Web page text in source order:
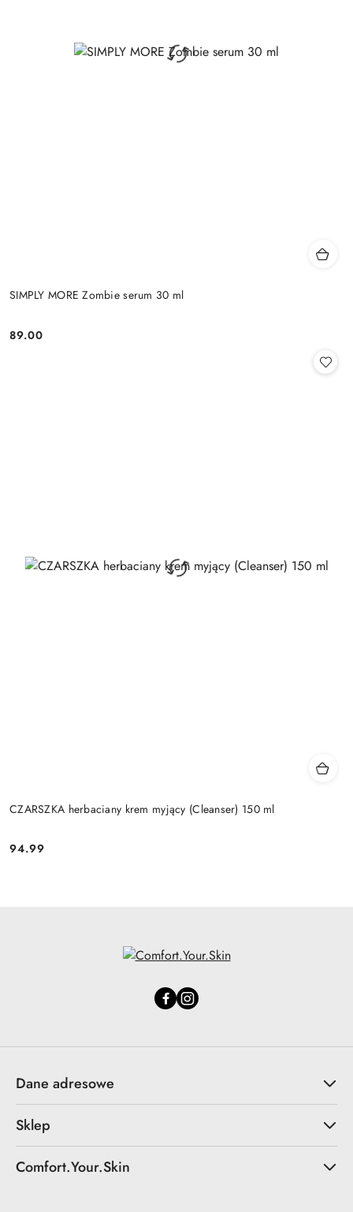
SIMPLY MORE Zombie serum 30 ml
Cena:
89.00
CZARSZKA herbaciany krem myjący (Cleanser) 150 ml
Cena:
94.99
Dane adresowe
Sklep
Comfort.Your.Skin